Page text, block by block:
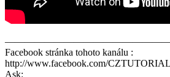
Facebook stránka tohoto kanálu :
http://www.facebook.com/
Ask: